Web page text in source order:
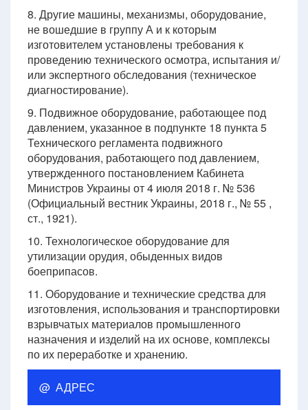
8. Другие машины, механизмы, оборудование,
не вошедшие в группу А и к которым
изготовителем установлены требования к
проведению технического осмотра, испытания и/
или экспертного обследования (техническое
диагностирование).
9. Подвижное оборудование, работающее под
давлением, указанное в подпункте 18 пункта 5
Технического регламента подвижного
оборудования, работающего под давлением,
утвержденного постановлением Кабинета
Министров Украины от 4 июля 2018 г. № 536
(Официальный вестник Украины, 2018 г., № 55 ,
ст., 1921).
10. Технологическое оборудование для
утилизации орудия, обыденных видов
боеприпасов.
11. Оборудование и технические средства для
изготовления, использования и транспортировки
взрывчатых материалов промышленного
назначения и изделий на их основе, комплексы
по их переработке и хранению.
@ АДРЕС